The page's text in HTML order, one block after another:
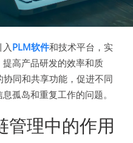
PLM软件和技术平台，实
高产品研发的效率和质
同和共享功能，促进不同
孤岛和重复工作的问题。
管理中的作用